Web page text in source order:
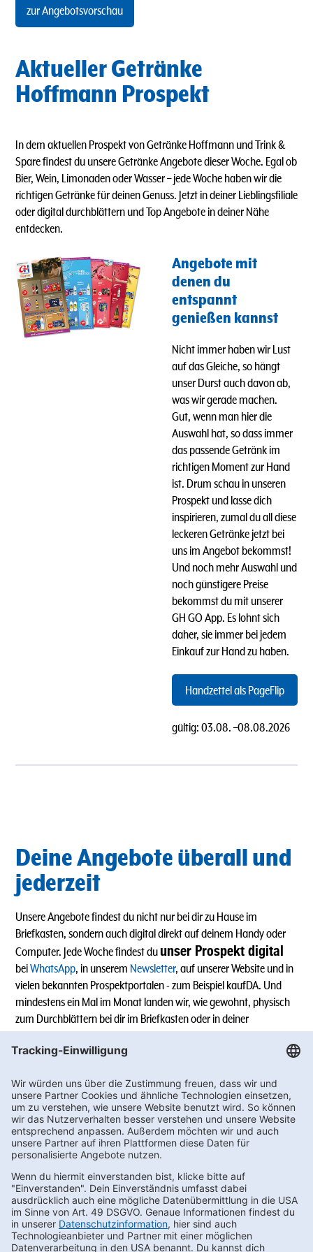
zur Angebotsvorschau
Aktueller Getränke
Hoffmann Prospekt
In dem aktuellen Prospekt von Getränke Hoffmann und Trink &
Spare findest du unsere Getränke Angebote dieser Woche. Egal ob
Bier, Wein, Limonaden oder Wasser–jede Woche haben wir die
richtigen Getränke für deinen Genuss. Jetzt in deiner Lieblingsfiliale
oder digital durchblättern und Top Angebote in deiner Nähe
entdecken.
Angebote mit
denen du
entspannt
genießen kannst
Nicht immer haben wir Lust
auf das Gleiche, so hängt
unser Durst auch davon ab,
was wir gerade machen.
Gut, wenn man hier die
Auswahl hat, so dass immer
das passende Getränk im
richtigen Moment zur Hand
ist. Drum schau in unseren
Prospekt und lasse dich
inspirieren, zumal du all diese
leckeren Getränke jetzt bei
uns im Angebot bekommst!
Und noch mehr Auswahl und
noch günstigere Preise
bekommst du mit unserer
GH GO App. Es lohnt sich
daher, sie immer bei jedem
Einkauf zur Hand zu haben.
Handzettel als PageFlip
gültig: 03.08. –08.08.2026
Deine Angebote überall und
jederzeit
Unsere Angebote findest du nicht nur bei dir zu Hause im
Briefkasten, sondern auch digital direkt auf deinem Handy oder
Computer. Jede Woche findest du unser Prospekt digital
beiWhatsApp, in unserem Newsletter, auf unserer Website und in
vielen bekannten Prospektportalen - zum Beispiel kaufDA. Und
mindestens ein Mal im Monat landen wir, wie gewohnt, physisch
zum Durchblättern bei dir im Briefkasten oder in deiner
Lieblingsfiliale.
Alle Angebote sind ohne Gewähr, Änderungen und Schreibfehler
sind vorbehalten. Preisabweichungen in einzelnen Filialen sind
möglich.
Newsletter bestellen